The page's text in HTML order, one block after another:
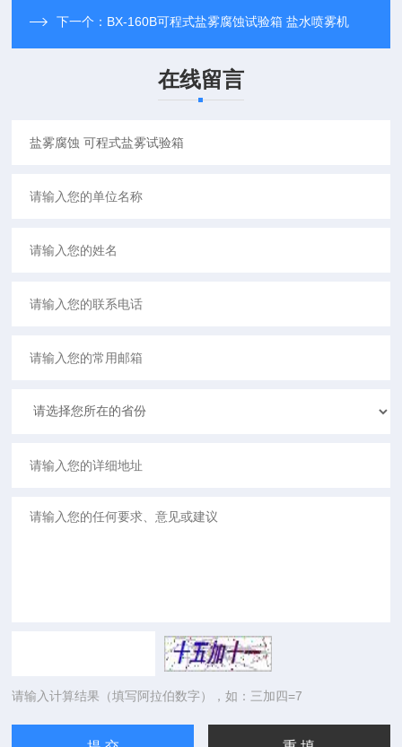
下一个： BX-160B可程式盐雾腐蚀试验箱 盐水喷雾机
在线留言
请输入计算结果（填写阿拉伯数字），如：三加四=7